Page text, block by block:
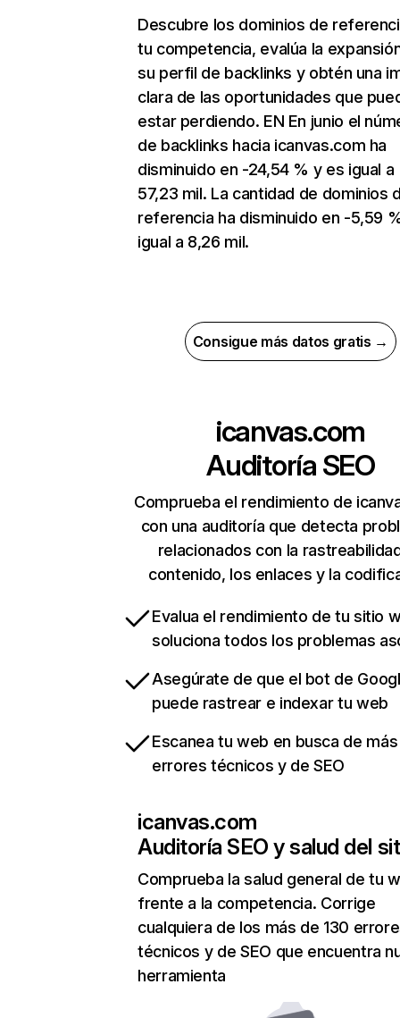
Descubre los dominios de
tu competencia, evalúa la
su perfil de backlinks y obtén una
clara de las oportunidades que
estar perdiendo. EN En junio el
de backlinks hacia icanvas.com ha
disminuido en -24,54 % y es igual a
57,23 mil. La cantidad de dominios
referencia ha disminuido en -5,59
igual a 8,26 mil.
Consigue más datos gratis →
icanvas.com
Auditoría SEO
Comprueba el rendimiento de
con una auditoría que detecta
relacionados con la
contenido, los enlaces y la
Evalua el rendimiento de tu sitio
soluciona todos los problemas
Asegúrate de que el bot de
puede rastrear e indexar tu web
Escanea tu web en busca de
errores técnicos y de SEO
icanvas.com
Auditoría SEO y salud del
Comprueba la salud general de tu
frente a la competencia. Corrige
cualquiera de los más de 130
técnicos y de SEO que encuentra
herramienta